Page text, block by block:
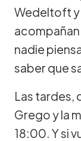
Wedeltoft y
acompañan
nadie
saber que
Las tardes,
Grego y la
18:00. Y si